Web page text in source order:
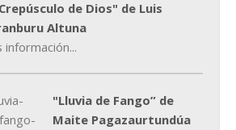
de Dios" de Luis
Altuna
información...
"Lluvia de Fango” de
Maite Pagazaurtundúa